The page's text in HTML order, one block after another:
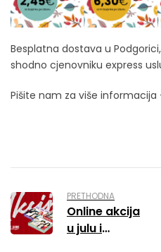
Besplatna dostava u
shodno cjenovniku express
Pišite nam za više informacija
PRETHODNA
Online akcija
u julu i